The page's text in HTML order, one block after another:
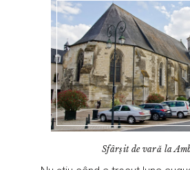
Sfârșit de vară la